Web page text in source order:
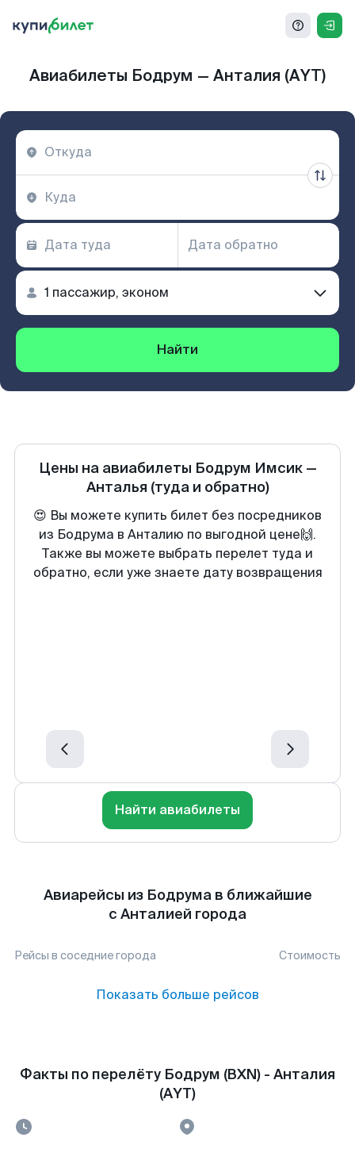
Авиабилеты Бодрум — Анталия (AYT)
Найти
Цены на авиабилеты Бодрум Имсик—
Анталья (туда и обратно)
😍 Вы можете купить билет без посредников
из Бодрума в Анталию по выгодной цене🙌.
Также вы можете выбрать перелет туда и
обратно, если уже знаете дату возвращения
Найти авиабилеты
Авиарейсы из Бодрума в ближайшие
с Анталией города
Рейсы в соседние города Стоимость
Показать больше рейсов
Факты по перелёту Бодрум (BXN) - Анталия
(AYT)